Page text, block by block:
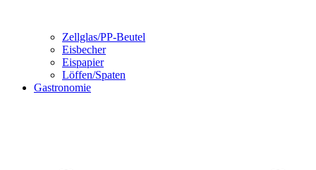
Zellglas/PP-Beutel
Eisbecher
Eispapier
Löffen/Spaten
Gastronomie